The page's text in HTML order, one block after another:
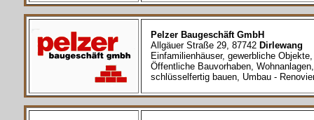
Pelzer Baugeschäft GmbH
Allgäuer Straße 29, 87742 Dirlewang
Einfamilienhäuser, gewerbliche Objekte,
Öffentliche Bauvorhaben, Wohnanlagen,
schlüsselfertig bauen, Umbau -